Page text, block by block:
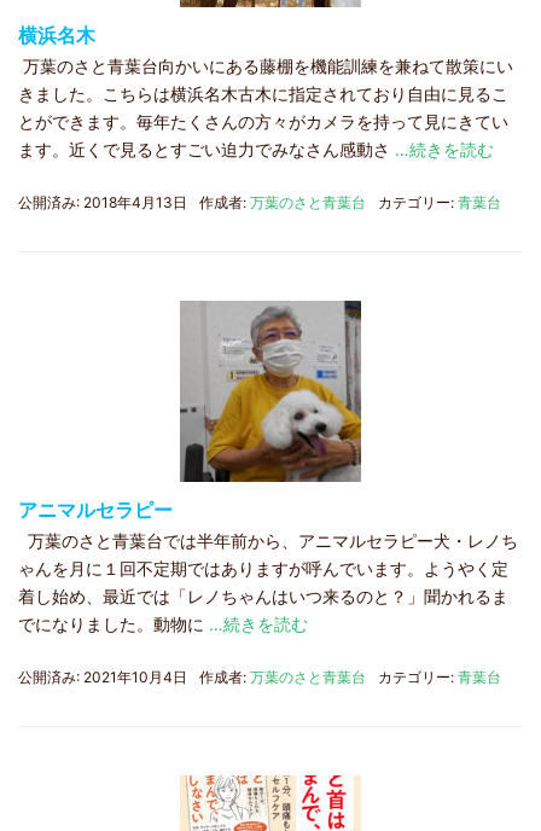
横浜名木
万葉のさと青葉台向かいにある藤棚を機能訓練を兼ねて散策にい
きました。こちらは横浜名木古木に指定されており自由に見るこ
とができます。毎年たくさんの方々がカメラを持って見にきてい
ます。近くで見るとすごい迫力でみなさん感動さ …続きを読む
公開済み: 2018年4月13日 作成者: 万葉のさと青葉台 カテゴリー: 青葉台
アニマルセラピー
万葉のさと青葉台では半年前から、アニマルセラピー犬・レノち
ゃんを月に１回不定期ではありますが呼んでいます。ようやく定
着し始め、最近では「レノちゃんはいつ来るのと？」聞かれるま
でになりました。動物に …続きを読む
公開済み: 2021年10月4日 作成者: 万葉のさと青葉台 カテゴリー: 青葉台